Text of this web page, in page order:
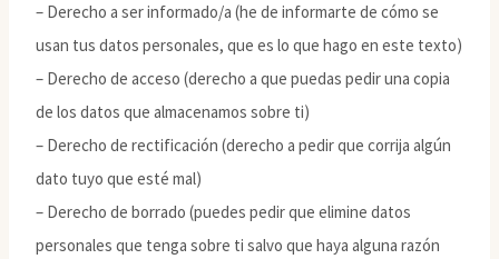
– Derecho a ser informado/a (he de informarte de cómo se
usan tus datos personales, que es lo que hago en este texto)
– Derecho de acceso (derecho a que puedas pedir una copia
de los datos que almacenamos sobre ti)
– Derecho de rectificación (derecho a pedir que corrija algún
dato tuyo que esté mal)
– Derecho de borrado (puedes pedir que elimine datos
personales que tenga sobre ti salvo que haya alguna razón